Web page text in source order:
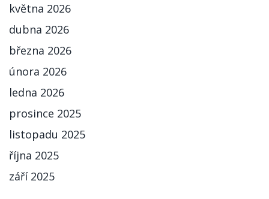
května 2026
dubna 2026
března 2026
února 2026
ledna 2026
prosince 2025
listopadu 2025
října 2025
září 2025